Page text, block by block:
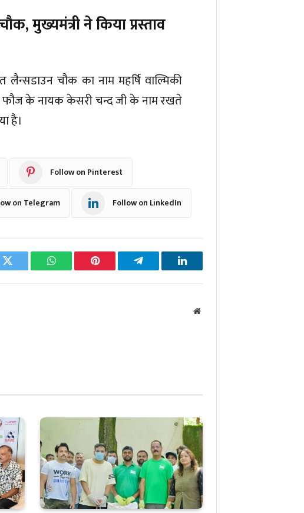
मुख्यमंत्री ने किया प्रस्ताव
लैन्सडाउन चौक का नाम महर्षि वाल्मिकी
के नायक केसरी चन्द जी के नाम रखते
है।
Follow on Pinterest
on Telegram Follow on LinkedIn
Twitter WhatsAppPinterest Telegram LinkedIn
Website